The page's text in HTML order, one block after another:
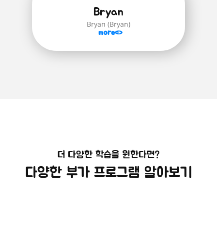
Bryan
Bryan (Bryan)
more
더 다양한 학습을 원한다면?
다양한 부가 프로그램 알아보기